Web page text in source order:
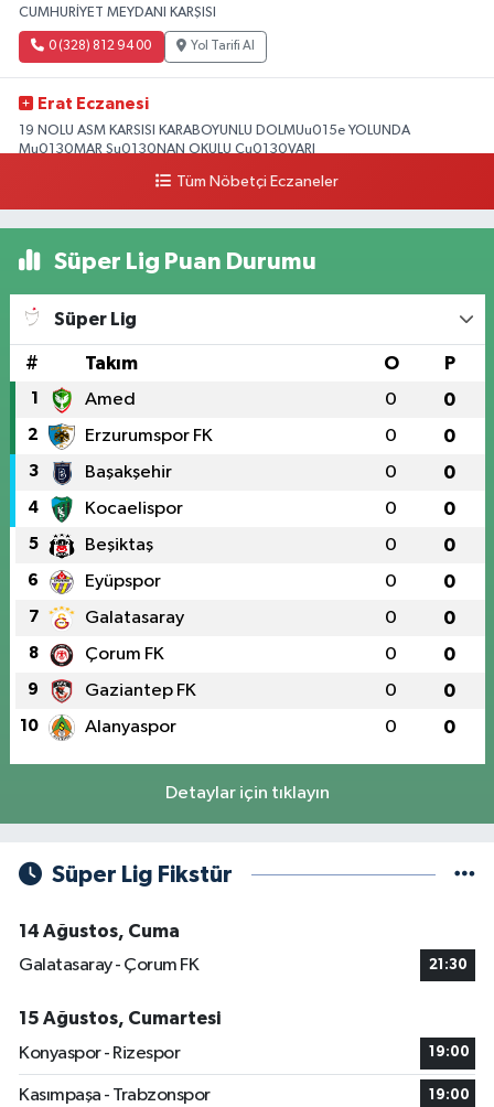
CUMHURİYET MEYDANI KARŞISI
0 (328) 812 94 00 Yol Tarifi Al
Erat Eczanesi
19 NOLU ASM KARSISI KARABOYUNLU DOLMUu015e YOLUNDA
Mu0130MAR Su0130NAN OKULU Cu0130VARI
Yol Tarifi Al
Tüm Nöbetçi Eczaneler
Süper Lig Puan Durumu
Süper Lig
# Takım O P
1 Amed 0 0
2 Erzurumspor FK 0 0
3 Başakşehir 0 0
4 Kocaelispor 0 0
5 Beşiktaş 0 0
6 Eyüpspor 0 0
7 Galatasaray 0 0
8 Çorum FK 0 0
9 Gaziantep FK 0 0
10 Alanyaspor 0 0
Detaylar için tıklayın
Süper Lig Fikstür
14 Ağustos, Cuma
Galatasaray - Çorum FK
21:30
15 Ağustos, Cumartesi
Konyaspor - Rizespor
19:00
Kasımpaşa - Trabzonspor 19:00